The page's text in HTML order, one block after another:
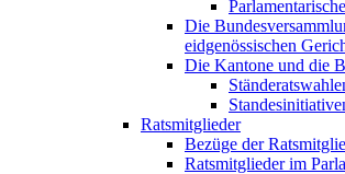
Die
eidgenössischen
Die Kantone und die
Ratsmitglieder
Bezüge der
Ratsmitglieder im